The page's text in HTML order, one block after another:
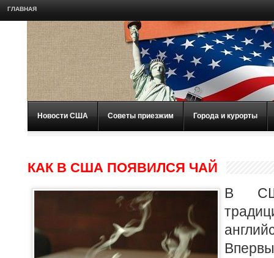
ГЛАВНАЯ
Новости США Советы приезжим Города и курорты
КАК В США ПОЯВИЛСЯ ЧАЙ
В